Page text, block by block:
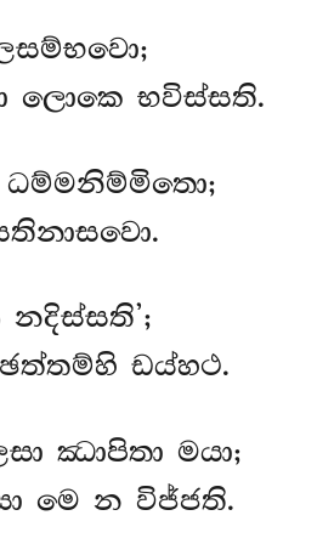
ලොකෙ භවිස්සති.
ධම්මනිම්මිතො;
නදිස්සති’;
ඩය්හථ.
ඣාපිතා මයා;
මෙ න විජ්ජති.